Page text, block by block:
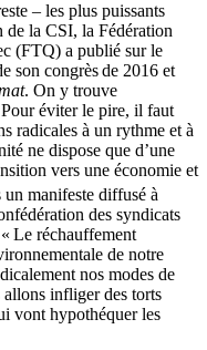
– les plus puissants
de la CSI, la Fédération
(FTQ) a publié sur le
son congrès de 2016 et
. On y trouve
éviter le pire, il faut
radicales à un rythme et à
ne dispose que d’une
vers une économie et
un manifeste diffusé à
des syndicats
Le réchauffement
de notre
nos modes de
infliger des torts
vont hypothéquer les